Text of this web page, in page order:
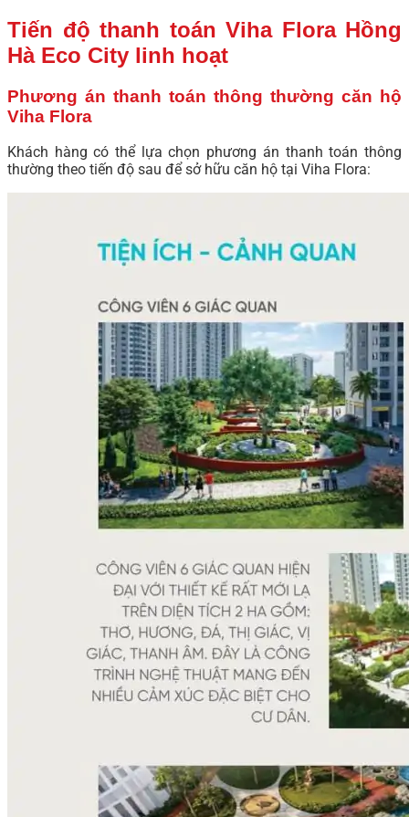
Tiến độ thanh toán Viha Flora Hồng
Hà Eco City linh hoạt
Phương án thanh toán thông thường căn hộ
Viha Flora
Khách hàng có thể lựa chọn phương án thanh toán thông
thường theo tiến độ sau để sở hữu căn hộ tại Viha Flora: